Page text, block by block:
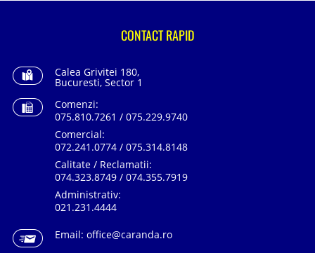
CONTACT RAPID
Calea Grivitei 180,
Bucuresti, Sector 1
Comenzi:
075.810.7261 / 075.229.9740
Comercial:
072.241.0774 / 075.314.8148
Calitate / Reclamatii:
074.323.8749 / 074.355.7919
Administrativ:
021.231.4444
Email: office@caranda.ro